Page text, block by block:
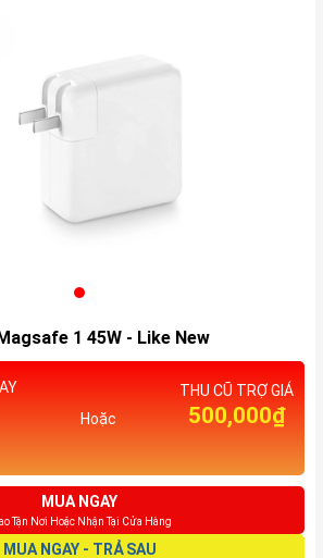
1 45W - Like New
Hoặc
THU CŨ TRỢ GIÁ
500,000₫
MUA NGAY
Tận Nơi Hoặc Nhận Tại Cửa Hàng
MUA NGAY - TRẢ SAU